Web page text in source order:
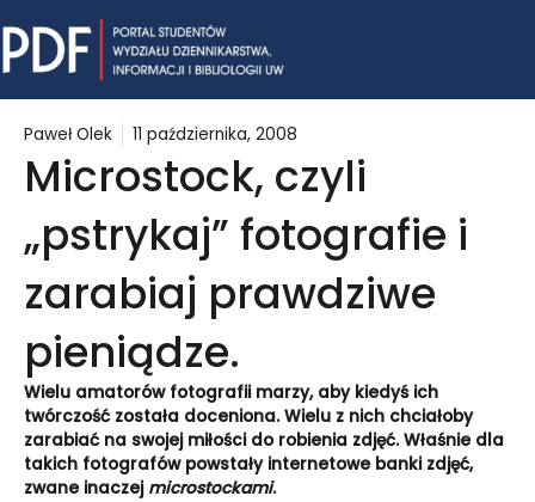
to
content
Paweł Olek 11 października, 2008
Microstock, czyli
„pstrykaj” fotografie i
zarabiaj prawdziwe
pieniądze.
Wielu amatorów fotografii marzy, aby kiedyś ich
twórczość została doceniona. Wielu z nich chciałoby
zarabiać na swojej miłości do robienia zdjęć. Właśnie dla
takich fotografów powstały internetowe banki zdjęć,
zwane inaczej microstockami.